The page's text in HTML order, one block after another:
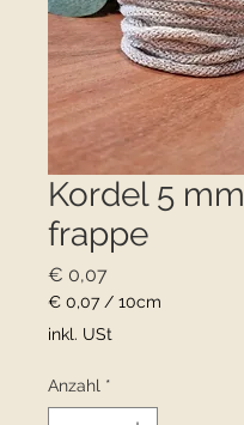
Kordel 5 mm
frappe
€ 0,07
€ 0,07 / 10cm
€ 0,07
Zentimeter
inkl. USt
Anzahl *